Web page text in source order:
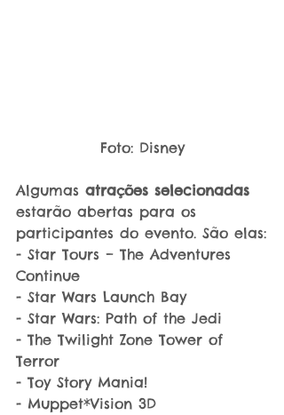
Foto: Disney
Algumas atrações selecionadas
estarão abertas para os
participantes do evento. São elas:
- Star Tours – The Adventures
Continue
- Star Wars Launch Bay
- Star Wars: Path of the Jedi
- The Twilight Zone Tower of
Terror
- Toy Story Mania!
- Muppet*Vision 3D